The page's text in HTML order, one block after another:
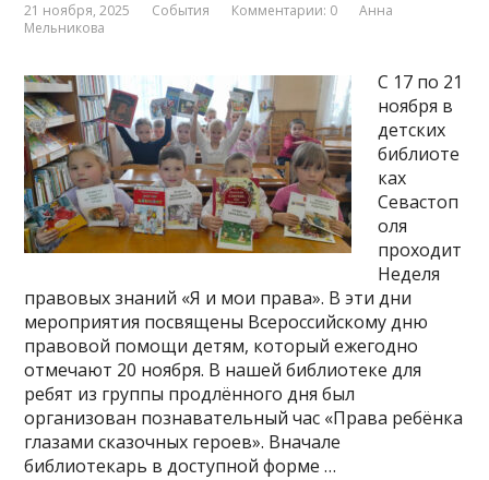
21 ноября, 2025 События Комментарии: 0
Анна
Мельникова
С 17 по 21
ноября в
детских
библиоте
ках
Севастоп
оля
проходит
Неделя
правовых знаний «Я и мои права». В эти дни
мероприятия посвящены Всероссийскому дню
правовой помощи детям, который ежегодно
отмечают 20 ноября. В нашей библиотеке для
ребят из группы продлённого дня был
организован познавательный час «Права ребёнка
глазами сказочных героев». Вначале
библиотекарь в доступной форме …